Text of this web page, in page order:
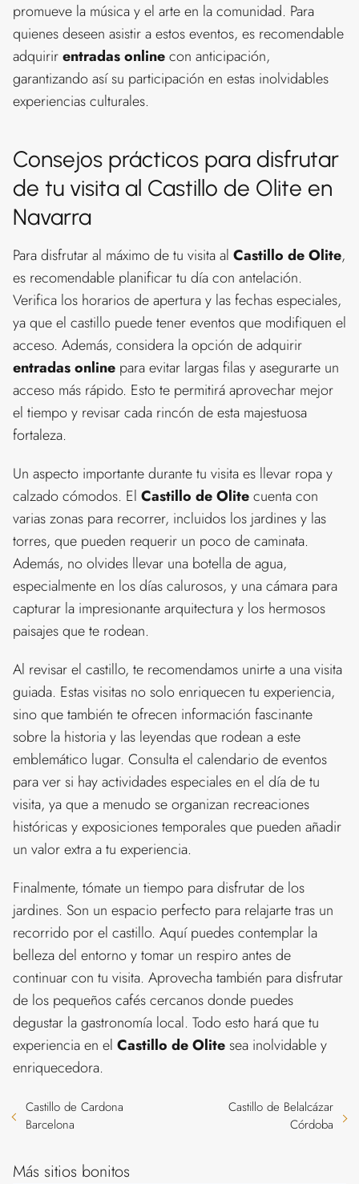
promueve la música y el arte en la comunidad. Para
quienes deseen asistir a estos eventos, es recomendable
adquirirentradas onlinecon anticipación,
garantizando así su participación en estas inolvidables
experiencias culturales.
Consejos prácticos para disfrutar
de tu visita al Castillo de Olite en
Navarra
Para disfrutar al máximo de tu visita al Castillo de Olite,
es recomendable planificar tu día con antelación.
Verifica los horarios de apertura y las fechas especiales,
ya que el castillo puede tener eventos que modifiquen el
acceso. Además, considera la opción de adquirir
entradas online para evitar largas filas y asegurarte un
acceso más rápido. Esto te permitirá aprovechar mejor
el tiempo y revisar cada rincón de esta majestuosa
fortaleza.
Un aspecto importante durante tu visita es llevar ropa y
calzado cómodos. El Castillo de Olitecuenta con
varias zonas para recorrer, incluidos los jardines y las
torres, que pueden requerir un poco de caminata.
Además, no olvides llevar una botella de agua,
especialmente en los días calurosos, y una cámara para
capturar la impresionante arquitectura y los hermosos
paisajes que te rodean.
Al revisar el castillo, te recomendamos unirte a una visita
guiada. Estas visitas no solo enriquecen tu experiencia,
sino que también te ofrecen información fascinante
sobre la historia y las leyendas que rodean a este
emblemático lugar. Consulta el calendario de eventos
para ver si hay actividades especiales en el día de tu
visita, ya que a menudo se organizan recreaciones
históricas y exposiciones temporales que pueden añadir
un valor extra a tu experiencia.
Finalmente, tómate un tiempo para disfrutar de los
jardines. Son un espacio perfecto para relajarte tras un
recorrido por el castillo. Aquí puedes contemplar la
belleza del entorno y tomar un respiro antes de
continuar con tu visita. Aprovecha también para disfrutar
de los pequeños cafés cercanos donde puedes
degustar la gastronomía local. Todo esto hará que tu
experiencia en el Castillo de Olitesea inolvidable y
enriquecedora.
Castillo de Cardona
Barcelona
Castillo de Belalcázar
Córdoba
Más sitios bonitos